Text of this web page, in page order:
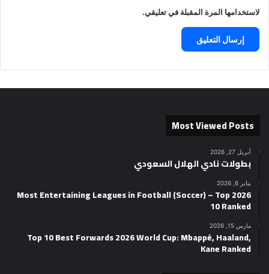
لاستخدامها المرة المقبلة في تعليقي.
Most Viewed Posts
أبريل 27, 2026
بطولات نادي الهلال السعودي
يناير 6, 2026
2026 Most Entertaining Leagues in Football (Soccer) – Top
10 Ranked
مارس 15, 2026
Top 10 Best Forwards 2026 World Cup: Mbappé, Haaland,
Kane Ranked